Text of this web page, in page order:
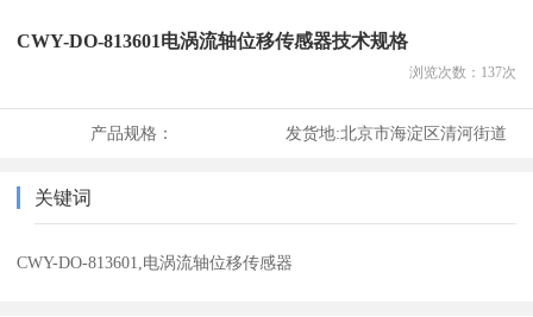
CWY-DO-813601电涡流轴位移传感器技术规格
浏览次数： 137次
产品规格： 发货地:北京市海淀区清河街道
关键词
CWY-DO-813601,电涡流轴位移传感器